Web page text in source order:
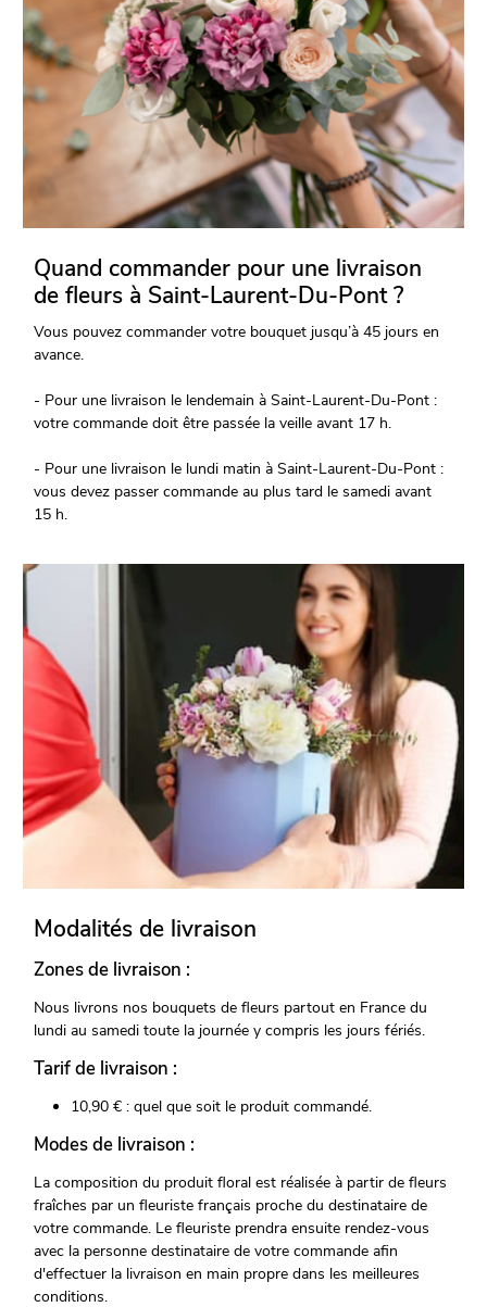
Quand commander pour une livraison
de fleurs à Saint-Laurent-Du-Pont ?
Vous pouvez commander votre bouquet jusqu’à 45 jours en
avance.
- Pour une livraison le lendemain à Saint-Laurent-Du-Pont :
votre commande doit être passée la veille avant 17 h.
- Pour une livraison le lundi matin à Saint-Laurent-Du-Pont :
vous devez passer commande au plus tard le samedi avant
15 h.
Modalités de livraison
Zones de livraison :
Nous livrons nos bouquets de fleurs partout en France du
lundi au samedi toute la journée y compris les jours fériés.
Tarif de livraison :
10,90 € : quel que soit le produit commandé.
Modes de livraison :
La composition du produit floral est réalisée à partir de fleurs
fraîches par un fleuriste français proche du destinataire de
votre commande. Le fleuriste prendra ensuite rendez-vous
avec la personne destinataire de votre commande afin
d'effectuer la livraison en main propre dans les meilleures
conditions.